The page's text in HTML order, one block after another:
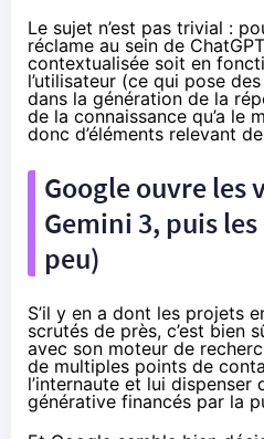
Le sujet n’est pas trivial :
réclame au sein de
contextualisée soit en
l’utilisateur (ce qui pose
dans la génération de la
de la connaissance qu’a le
donc d’éléments relevant
Google ouvre les
Gemini 3, puis
peu)
S’il y en a dont les projets
scrutés de près, c’est bien
avec son moteur de
de multiples points de
l’internaute et lui dispenser
générative financés par la